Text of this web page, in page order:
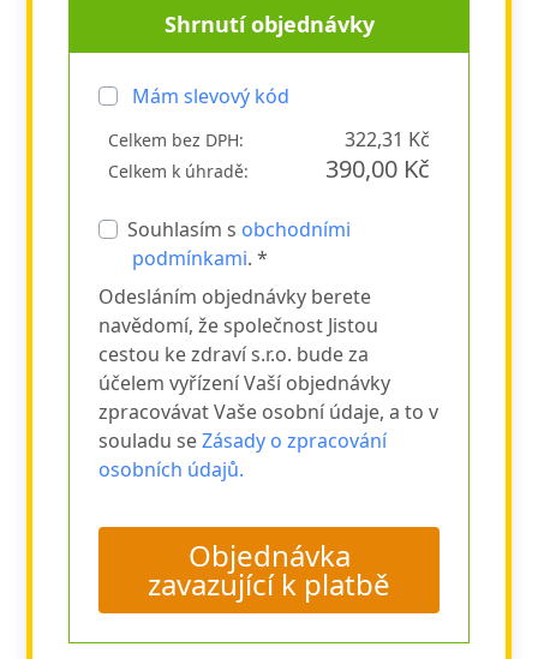
Shrnutí objednávky
Mám slevový kód
Celkem bez DPH: 322,31 Kč
Celkem k úhradě: 390,00 Kč
Souhlasím s obchodními
podmínkami. *
Odesláním objednávky berete
navědomí, že společnost Jistou
cestou ke zdraví s.r.o. bude za
účelem vyřízení Vaší objednávky
zpracovávat Vaše osobní údaje, a to v
souladu seZásady o zpracování
osobních údajů.
Objednávka
zavazující k platbě